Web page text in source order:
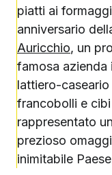
piatti ai
anniversario
Auricchio, un
famosa azienda
lattiero-
francobolli e
rappresentato
prezioso
inimitabile